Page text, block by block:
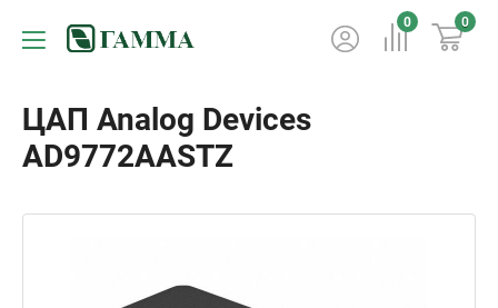
0 0
ЦАП Analog Devices
AD9772AASTZ